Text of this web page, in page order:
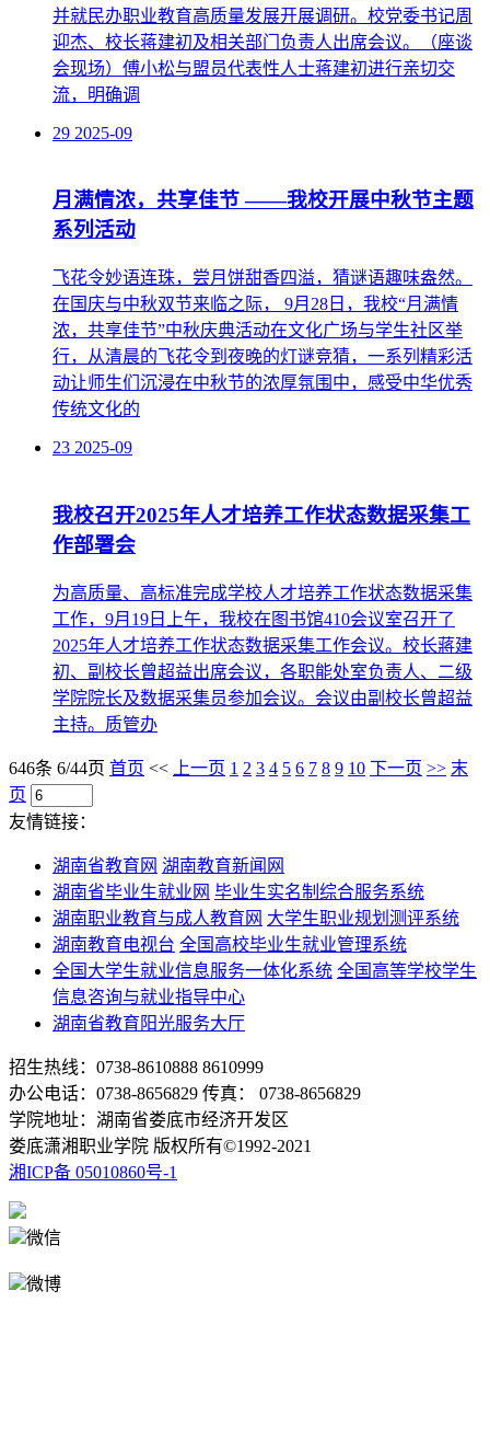
并就民办职业教育高质量发展开展调研。校党委书记周
迎杰、校长蒋建初及相关部门负责人出席会议。（座谈
会现场）傅小松与盟员代表性人士蒋建初进行亲切交
流，明确调
29 2025-09
月满情浓，共享佳节 ——我校开展中秋节主题
系列活动
飞花令妙语连珠，尝月饼甜香四溢，猜谜语趣味盎然。
在国庆与中秋双节来临之际， 9月28日，我校“月满情
浓，共享佳节”中秋庆典活动在文化广场与学生社区举
行，从清晨的飞花令到夜晚的灯谜竞猜，一系列精彩活
动让师生们沉浸在中秋节的浓厚氛围中，感受中华优秀
传统文化的
23 2025-09
我校召开2025年人才培养工作状态数据采集工
作部署会
为高质量、高标准完成学校人才培养工作状态数据采集
工作，9月19日上午，我校在图书馆410会议室召开了
2025年人才培养工作状态数据采集工作会议。校长蔣建
初、副校长曾超益出席会议，各职能处室负责人、二级
学院院长及数据采集员参加会议。会议由副校长曾超益
主持。质管办
646条 6/44页 首页 << 上一页 1 2 3 4 5 6 7 8 9 10 下一页 >> 末
页
友情链接：
湖南省教育网 湖南教育新闻网
湖南省毕业生就业网 毕业生实名制综合服务系统
湖南职业教育与成人教育网 大学生职业规划测评系统
湖南教育电视台 全国高校毕业生就业管理系统
全国大学生就业信息服务一体化系统 全国高等学校学生
信息咨询与就业指导中心
湖南省教育阳光服务大厅
招生热线：0738-8610888 8610999
办公电话：0738-8656829 传真： 0738-8656829
学院地址：湖南省娄底市经济开发区
娄底潇湘职业学院 版权所有©1992-2021
湘ICP备 05010860号-1
微信
微博